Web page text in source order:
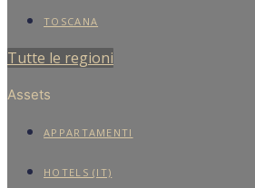
TOSCANA
Tutte le regioni
Assets
APPARTAMENTI
HOTELS (IT)